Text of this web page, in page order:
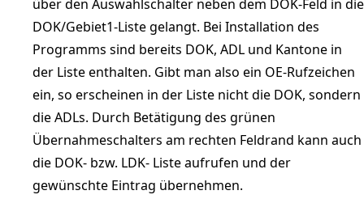
über den Auswahlschalter neben dem DOK-Feld in die
DOK/Gebiet1-Liste gelangt. Bei Installation des
Programms sind bereits DOK, ADL und Kantone in
der Liste enthalten. Gibt man also ein OE-Rufzeichen
ein, so erscheinen in der Liste nicht die DOK, sondern
die ADLs. Durch Betätigung des grünen
Übernahmeschalters am rechten Feldrand kann auch
die DOK- bzw. LDK- Liste aufrufen und der
gewünschte Eintrag übernehmen.